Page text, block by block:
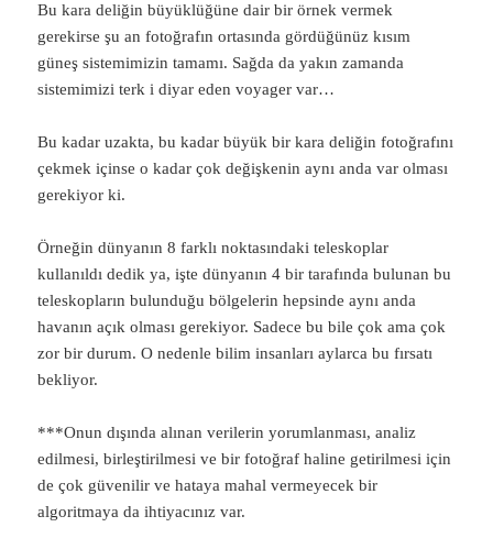
Bu kara deliğin büyüklüğüne dair bir örnek vermek
gerekirse şu an fotoğrafın ortasında gördüğünüz kısım
güneş sistemimizin tamamı. Sağda da yakın zamanda
sistemimizi terk i diyar eden voyager var…
Bu kadar uzakta, bu kadar büyük bir kara deliğin fotoğrafını
çekmek içinse o kadar çok değişkenin aynı anda var olması
gerekiyor ki.
Örneğin dünyanın 8 farklı noktasındaki teleskoplar
kullanıldı dedik ya, işte dünyanın 4 bir tarafında bulunan bu
teleskopların bulunduğu bölgelerin hepsinde aynı anda
havanın açık olması gerekiyor. Sadece bu bile çok ama çok
zor bir durum. O nedenle bilim insanları aylarca bu fırsatı
bekliyor.
***Onun dışında alınan verilerin yorumlanması, analiz
edilmesi, birleştirilmesi ve bir fotoğraf haline getirilmesi için
de çok güvenilir ve hataya mahal vermeyecek bir
algoritmaya da ihtiyacınız var.